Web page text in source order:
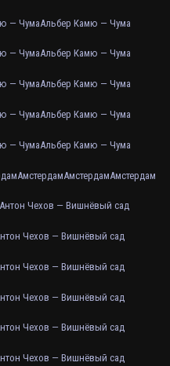
— ЧумаАльбер Камю — Чума
— ЧумаАльбер Камю — Чума
— ЧумаАльбер Камю — Чума
— ЧумаАльбер Камю — Чума
— ЧумаАльбер Камю — Чума
АмстердамАмстердамАмстердам
Антон Чехов — Вишнёвый сад
Чехов — Вишнёвый сад
Чехов — Вишнёвый сад
Чехов — Вишнёвый сад
Чехов — Вишнёвый сад
Чехов — Вишнёвый сад